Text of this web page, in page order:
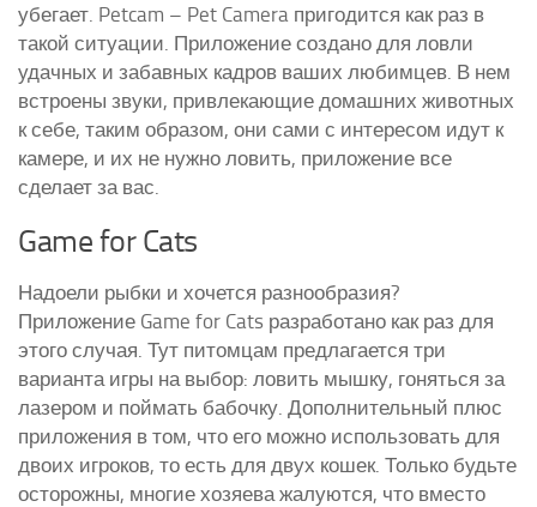
убегает. Petcam – Pet Camera пригодится как раз в
такой ситуации. Приложение создано для ловли
удачных и забавных кадров ваших любимцев. В нем
встроены звуки, привлекающие домашних животных
к себе, таким образом, они сами с интересом идут к
камере, и их не нужно ловить, приложение все
сделает за вас.
Game for Cats
Надоели рыбки и хочется разнообразия?
Приложение Game for Cats разработано как раз для
этого случая. Тут питомцам предлагается три
варианта игры на выбор: ловить мышку, гоняться за
лазером и поймать бабочку. Дополнительный плюс
приложения в том, что его можно использовать для
двоих игроков, то есть для двух кошек. Только будьте
осторожны, многие хозяева жалуются, что вместо